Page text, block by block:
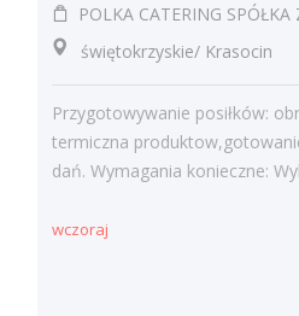
POLKA CATERING SPÓŁKA Z
świętokrzyskie/ Krasocin
Przygotowywanie posiłków:
termiczna
dań. Wymagania konieczne:
wczoraj